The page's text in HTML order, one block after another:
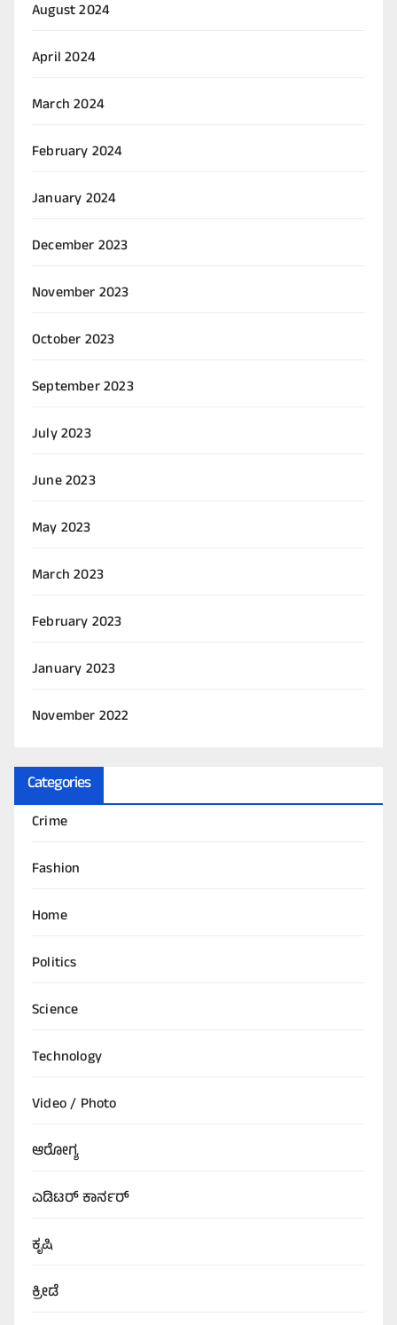
August 2024
April 2024
March 2024
February 2024
January 2024
December 2023
November 2023
October 2023
September 2023
July 2023
June 2023
May 2023
March 2023
February 2023
January 2023
November 2022
Categories
Crime
Fashion
Home
Politics
Science
Technology
Video / Photo
ಆರೋಗ್ಯ
ಎಡಿಟರ್‌ ಕಾರ್ನರ್
ಕೃಷಿ
ಕ್ರೀಡೆ